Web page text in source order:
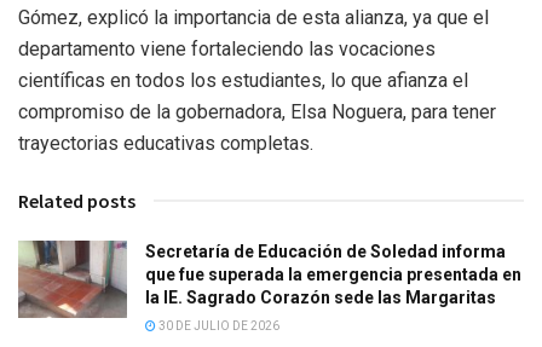
Gómez, explicó la importancia de esta alianza, ya que el
departamento viene fortaleciendo las vocaciones
científicas en todos los estudiantes, lo que afianza el
compromiso de la gobernadora, Elsa Noguera, para tener
trayectorias educativas completas.
Related posts
Secretaría de Educación de Soledad informa
que fue superada la emergencia presentada en
la IE. Sagrado Corazón sede las Margaritas
30 DE JULIO DE 2026